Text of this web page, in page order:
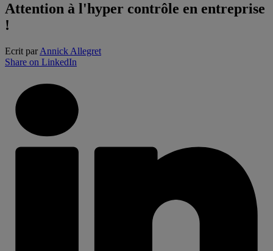
Attention à l'hyper contrôle en entreprise
!
Ecrit parAnnick Allegret
Share on LinkedIn